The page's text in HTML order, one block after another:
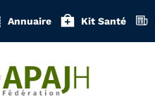
Annuaire Kit Santé